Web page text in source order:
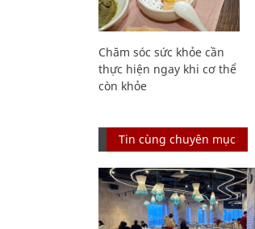
Chăm sóc sức khỏe cần
thực hiện ngay khi cơ thể
còn khỏe
Tin cùng chuyên mục